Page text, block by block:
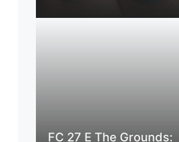
FC 27 E The Grounds: